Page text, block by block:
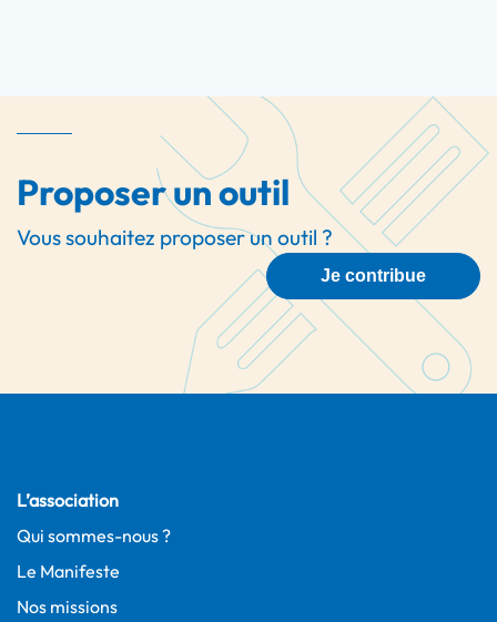
Proposer un outil
Vous souhaitez proposer un outil ?
Je contribue
L’association
Qui sommes-nous ?
Le Manifeste
Nos missions